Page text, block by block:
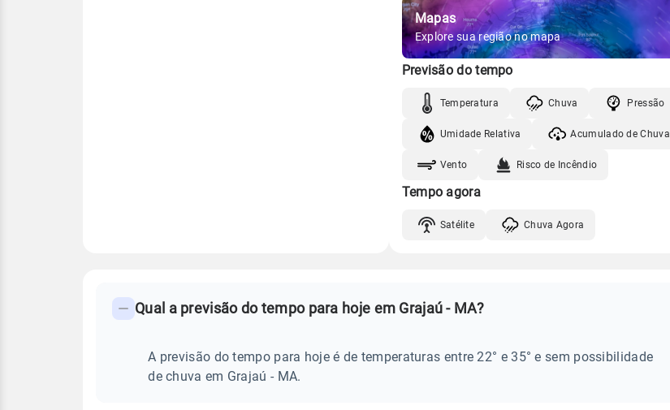
Mapas
Explore sua região no mapa
Previsão do tempo
Temperatura Chuva Pressão
Umidade Relativa Acumulado de Chuva
Vento Risco de Incêndio
Tempo agora
Satélite Chuva Agora
PREVISÃO
frequentes
Qual a previsão do tempo para hoje em Grajaú - MA?
A previsão do tempo para hoje é de temperaturas entre 22° e 35° e sem possibilidade
de chuva em Grajaú - MA.